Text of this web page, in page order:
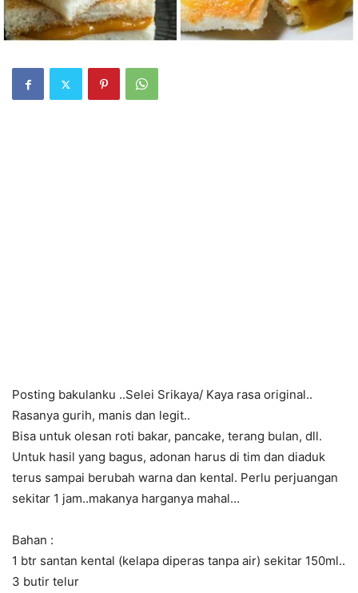
Posting bakulanku ..Selei Srikaya/ Kaya rasa original..
Rasanya gurih, manis dan legit..
Bisa untuk olesan roti bakar, pancake, terang bulan, dll.
Untuk hasil yang bagus, adonan harus di tim dan diaduk
terus sampai berubah warna dan kental. Perlu perjuangan
sekitar 1 jam..makanya harganya mahal…
Bahan :
1 btr santan kental (kelapa diperas tanpa air) sekitar 150ml..
3 butir telur